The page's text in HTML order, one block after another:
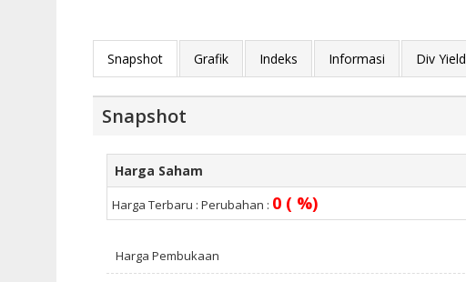
Snapshot Grafik Indeks Informasi Div Yield
Snapshot
Harga Saham
Harga Terbaru : Perubahan : 0 ( %)
Harga Pembukaan